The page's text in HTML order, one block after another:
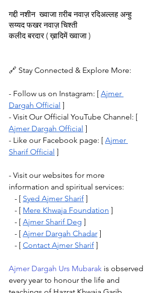
गद्दी नशीन  ख्वाजा ग़रीब नवाज़ रदिअल्लह अन्हु
सय्यद फखर नवाज़ चिश्ती
कलीद बरदार ( ख़ादिमें ख्वाजा )
🔗 Stay Connected & Explore More:
- Follow us on Instagram: [ Ajmer
Dargah Official ]
- Visit Our Official YouTube Channel: [
Ajmer Dargah Official ]
- Like our Facebook page: [ Ajmer
Sharif Official ]
- Visit our websites for more
information and spiritual services:
- [ Syed Ajmer Sharif ]
- [ Mere Khwaja Foundation ]
- [ Ajmer Sharif Deg ]
- [ Ajmer Dargah Chadar ]
- [ Contact Ajmer Sharif ]
Ajmer Dargah Urs Mubarak is observed
every year to honour the life and